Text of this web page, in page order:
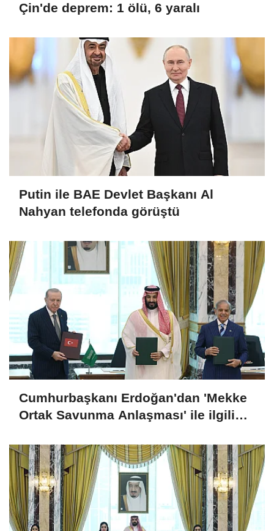
Çin'de deprem: 1 ölü, 6 yaralı
Putin ile BAE Devlet Başkanı Al
Nahyan telefonda görüştü
Cumhurbaşkanı Erdoğan'dan 'Mekke
Ortak Savunma Anlaşması' ile ilgili